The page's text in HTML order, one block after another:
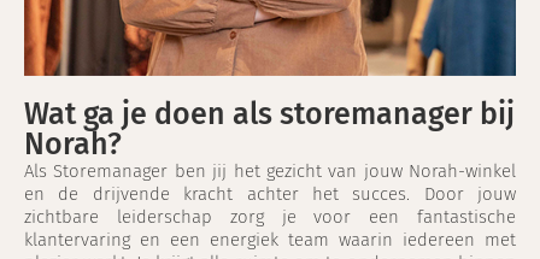
Wat ga je doen als storemanager bij
Norah?
Als Storemanager ben jij het gezicht van jouw Norah-winkel
en de drijvende kracht achter het succes. Door jouw
zichtbare leiderschap zorg je voor een fantastische
klantervaring en een energiek team waarin iedereen met